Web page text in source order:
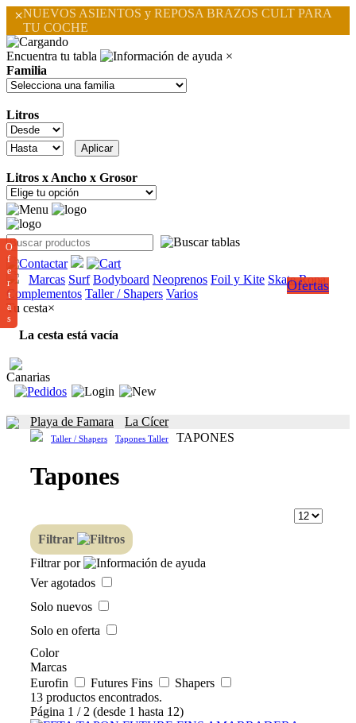
×NUEVOS ASIENTOS y REPOSA BRAZOS CULT PARA
TU COCHE
Encuentra tu tabla
×
Familia
Litros
Litros x Ancho x Grosor
Marcas Surf Bodyboard Neoprenos Foil y Kite Skate Ropa
Complementos Taller / Shapers Varios
Ofertas
O
f
e
r
t
a
s
Tu cesta×
La cesta está vacía
Canarias
Playa de Famara La Cícer
Taller / Shapers Tapones Taller TAPONES
Tapones
Filtrar
Filtrar por
Ver agotados
Solo nuevos
Solo en oferta
Color
Marcas
Eurofin
Futures Fins
Shapers
13 productos encontrados.
Página 1 / 2 (desde 1 hasta 12)